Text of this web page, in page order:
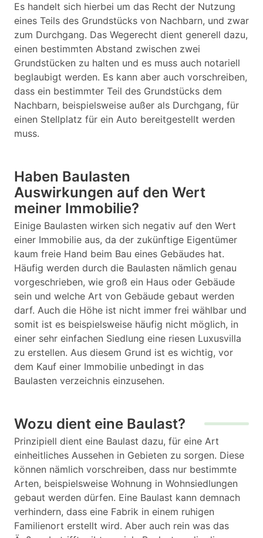
Es handelt sich hierbei um das Recht der Nutzung
eines Teils des Grundstücks von Nachbarn, und zwar
zum Durchgang. Das Wegerecht dient generell dazu,
einen bestimmten Abstand zwischen zwei
Grundstücken zu halten und es muss auch notariell
beglaubigt werden. Es kann aber auch vorschreiben,
dass ein bestimmter Teil des Grundstücks dem
Nachbarn, beispielsweise außer als Durchgang, für
einen Stellplatz für ein Auto bereitgestellt werden
muss.
Haben Baulasten
Auswirkungen auf den Wert
meiner Immobilie?
Einige Baulasten wirken sich negativ auf den Wert
einer Immobilie aus, da der zukünftige Eigentümer
kaum freie Hand beim Bau eines Gebäudes hat.
Häufig werden durch die Baulasten nämlich genau
vorgeschrieben, wie groß ein Haus oder Gebäude
sein und welche Art von Gebäude gebaut werden
darf. Auch die Höhe ist nicht immer frei wählbar und
somit ist es beispielsweise häufig nicht möglich, in
einer sehr einfachen Siedlung eine riesen Luxusvilla
zu erstellen. Aus diesem Grund ist es wichtig, vor
dem Kauf einer Immobilie unbedingt in das
Baulasten verzeichnis einzusehen.
Wozu dient eine Baulast?
Prinzipiell dient eine Baulast dazu, für eine Art
einheitliches Aussehen in Gebieten zu sorgen. Diese
können nämlich vorschreiben, dass nur bestimmte
Arten, beispielsweise Wohnung in Wohnsiedlungen
gebaut werden dürfen. Eine Baulast kann demnach
verhindern, dass eine Fabrik in einem ruhigen
Familienort erstellt wird. Aber auch rein was das